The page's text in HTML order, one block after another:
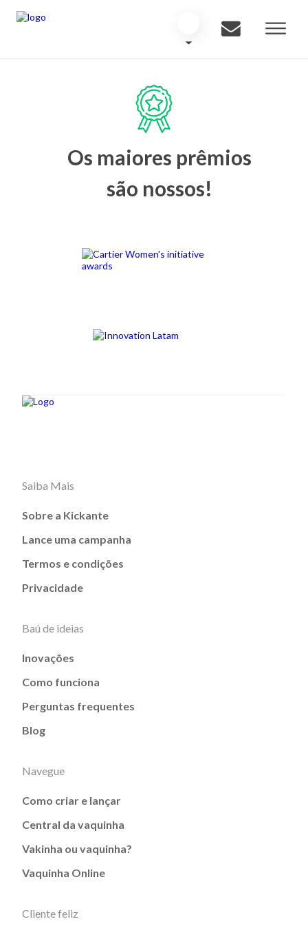
Os maiores prêmios
são nossos!
Saiba Mais
Sobre a Kickante
Lance uma campanha
Termos e condições
Privacidade
Baú de ideias
Inovações
Como funciona
Perguntas frequentes
Blog
Navegue
Como criar e lançar
Central da vaquinha
Vakinha ou vaquinha?
Vaquinha Online
Cliente feliz